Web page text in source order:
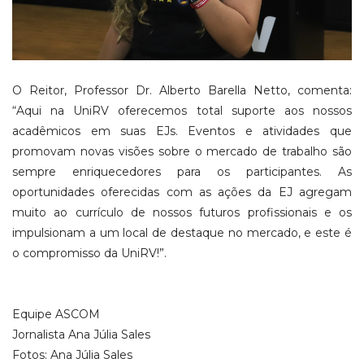
O Reitor, Professor Dr. Alberto Barella Netto, comenta:
“Aqui na UniRV oferecemos total suporte aos nossos
acadêmicos em suas EJs. Eventos e atividades que
promovam novas visões sobre o mercado de trabalho são
sempre enriquecedores para os participantes. As
oportunidades oferecidas com as ações da EJ agregam
muito ao currículo de nossos futuros profissionais e os
impulsionam a um local de destaque no mercado, e este é
o compromisso da UniRV!”.
Equipe ASCOM
Jornalista Ana Júlia Sales
Fotos: Ana Júlia Sales